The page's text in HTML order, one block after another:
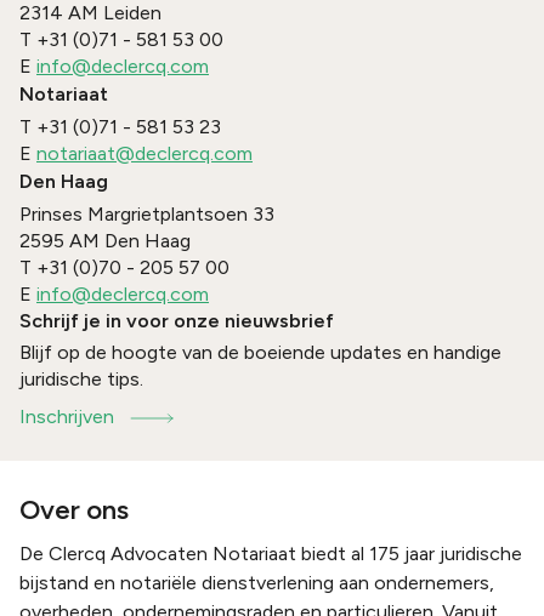
2314 AM Leiden
T +31 (0)71 - 581 53 00
E info@declercq.com
Notariaat
T +31 (0)71 - 581 53 23
E notariaat@declercq.com
Den Haag
Prinses Margrietplantsoen 33
2595 AM Den Haag
T +31 (0)70 - 205 57 00
E info@declercq.com
Schrijf je in voor onze nieuwsbrief
Blijf op de hoogte van de boeiende updates en handige
juridische tips.
Inschrijven
Over ons
De Clercq Advocaten Notariaat biedt al 175 jaar juridische
bijstand en notariële dienstverlening aan ondernemers,